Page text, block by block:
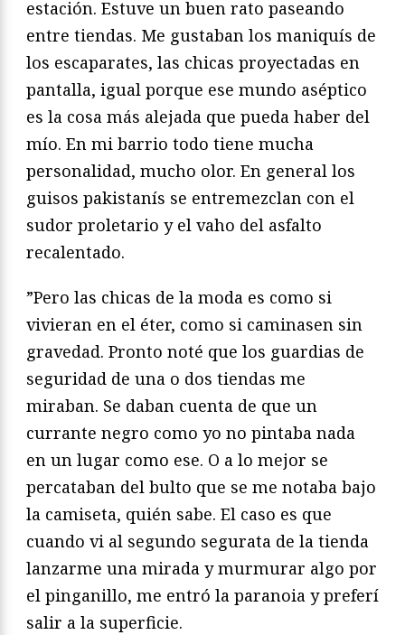
estación. Estuve un buen rato paseando
entre tiendas. Me gustaban los maniquís de
los escaparates, las chicas proyectadas en
pantalla, igual porque ese mundo aséptico
es la cosa más alejada que pueda haber del
mío. En mi barrio todo tiene mucha
personalidad, mucho olor. En general los
guisos pakistanís se entremezclan con el
sudor proletario y el vaho del asfalto
recalentado.
”Pero las chicas de la moda es como si
vivieran en el éter, como si caminasen sin
gravedad. Pronto noté que los guardias de
seguridad de una o dos tiendas me
miraban. Se daban cuenta de que un
currante negro como yo no pintaba nada
en un lugar como ese. O a lo mejor se
percataban del bulto que se me notaba bajo
la camiseta, quién sabe. El caso es que
cuando vi al segundo segurata de la tienda
lanzarme una mirada y murmurar algo por
el pinganillo, me entró la paranoia y preferí
salir a la superficie.